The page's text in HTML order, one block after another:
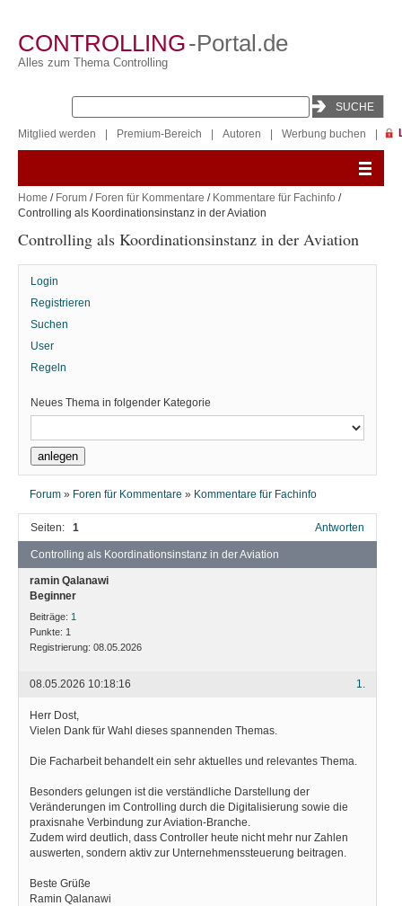
CONTROLLING-Portal.de
Alles zum Thema Controlling
Mitglied werden Premium-Bereich Autoren Werbung buchen
Home / Forum / Foren für Kommentare / Kommentare für Fachinfo /
Controlling als Koordinationsinstanz in der Aviation
Controlling als Koordinationsinstanz in der Aviation
Login
Registrieren
Suchen
User
Regeln
Neues Thema in folgender Kategorie
Forum » Foren für Kommentare » Kommentare für Fachinfo
Seiten: 1 Antworten
Controlling als Koordinationsinstanz in der Aviation
ramin Qalanawi
Beginner
Beiträge: 1
Punkte: 1
Registrierung: 08.05.2026
1.
08.05.2026 10:18:16
Herr Dost,
Vielen Dank für Wahl dieses spannenden Themas.
Die Facharbeit behandelt ein sehr aktuelles und relevantes Thema.
Besonders gelungen ist die verständliche Darstellung der
Veränderungen im Controlling durch die Digitalisierung sowie die
praxisnahe Verbindung zur Aviation-Branche.
Zudem wird deutlich, dass Controller heute nicht mehr nur Zahlen
auswerten, sondern aktiv zur Unternehmenssteuerung beitragen.
Beste Grüße
Ramin Qalanawi